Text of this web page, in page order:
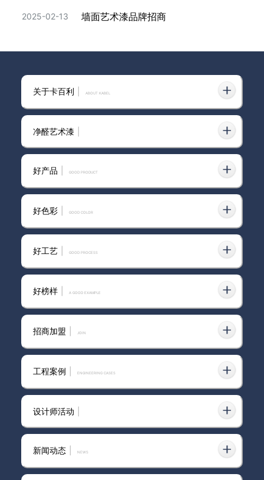
2025-02-13 墙面艺术漆品牌招商
2025-02-26
2025-04-24
艺术漆装修避坑全攻略 卡百利环保艺
2025-02-14 墙面艺术漆是品牌吗
2026年艺术涂料加盟指南：深度解
析知名品牌，助你明智选择
2026-02-03
可信”谈起的行业判断路径
2026-01-27
市场口碑好的环保艺术涂料找哪家？
站在行业视角拆解可靠性的形成逻辑
关于卡百利 ABOUT KABEL
净醛艺术漆
好产品 GOOD PRODUCT
好色彩 GOOD COLOR
好工艺 GOOD PROCESS
好榜样 A GOOD EXAMPLE
招商加盟 join
工程案例 ENGINEERING CASES
设计师活动
新闻动态 news